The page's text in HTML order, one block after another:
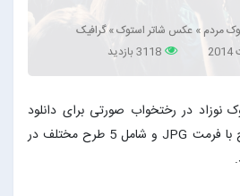
مردم »عکس شاتر استوک»گرافیک
3118 بازدید
در رختخواب صورتی برای دانلود
آماده شده است . این طرح با فرمت JPG و شامل 5 طرح مختلف در